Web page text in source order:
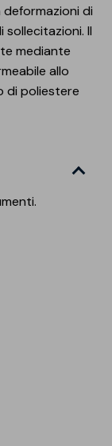
di
Il
mediante
allo
di poliestere